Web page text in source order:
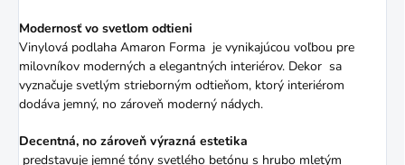
Modernosť vo svetlom odtieni
Vinylová podlaha Amaron Forma je vynikajúcou voľbou pre
milovníkov moderných a elegantných interiérov. Dekor sa
vyznačuje svetlým strieborným odtieňom, ktorý interiérom
dodáva jemný, no zároveň moderný nádych.
Decentná, no zároveň výrazná estetika
predstavuje jemné tóny svetlého betónu s hrubo mletým